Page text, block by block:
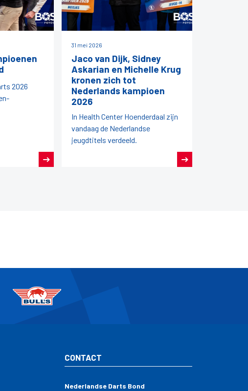
2026
31 mei 2026
Jaco van Dijk, Sidney
Askarian en Michelle Krug
kronen zich tot
Nederlands kampioen
2026
In Health Center Hoenderdaal zijn
vandaag de Nederlandse
jeugdtitels verdeeld.
CONTACT
Nederlandse Darts Bond